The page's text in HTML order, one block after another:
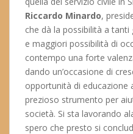
Riccardo Minardo,
che dà la possibilità a
e maggiori possibilità di
contempo una forte
dando un’occasione di
opportunità di educazione
prezioso strumento per
società. Si sta lavorando
spero che presto si